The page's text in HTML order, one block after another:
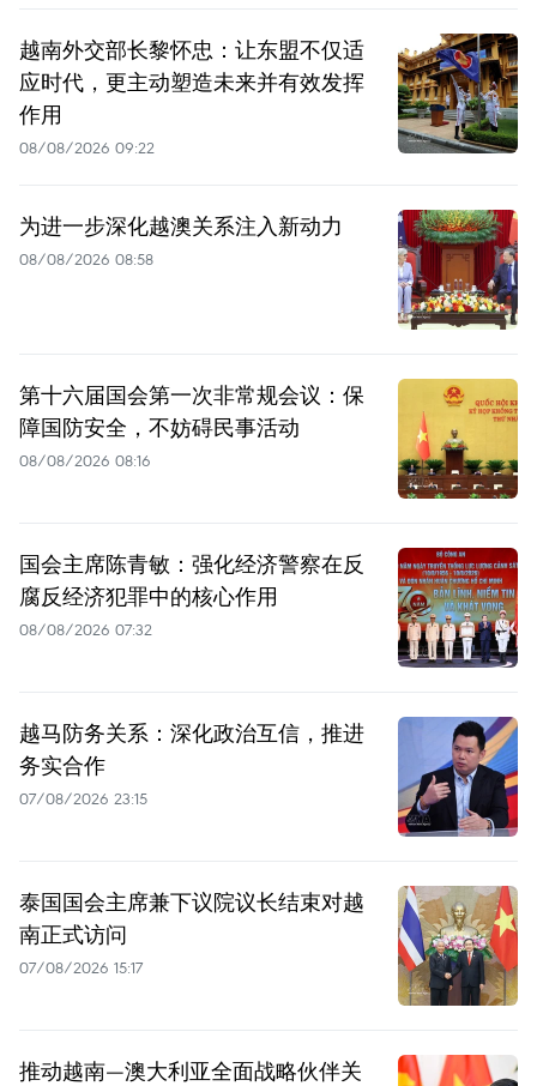
越南外交部长黎怀忠：让东盟不仅适
应时代，更主动塑造未来并有效发挥
作用
08/08/2026 09:22
为进一步深化越澳关系注入新动力
08/08/2026 08:58
第十六届国会第一次非常规会议：保
障国防安全，不妨碍民事活动
08/08/2026 08:16
国会主席陈青敏：强化经济警察在反
腐反经济犯罪中的核心作用
08/08/2026 07:32
越马防务关系：深化政治互信，推进
务实合作
07/08/2026 23:15
泰国国会主席兼下议院议长结束对越
南正式访问
07/08/2026 15:17
推动越南—澳大利亚全面战略伙伴关